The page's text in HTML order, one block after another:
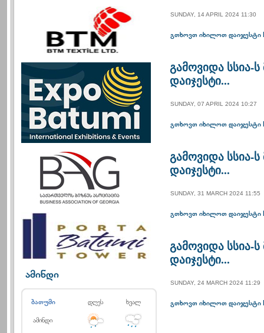
ამინდი
ბათუმი დღეს ხვალ
ამინდი
SUNDAY, 14 APRIL 2024 11:30
გთხოვთ იხილოთ დაიჯესტი
გამოვიდა სსია-
დაიჯესტი...
SUNDAY, 07 APRIL 2024 10:27
გთხოვთ იხილოთ დაიჯესტი
გამოვიდა სსია-
დაიჯესტი...
SUNDAY, 31 MARCH 2024 11:55
გთხოვთ იხილოთ დაიჯესტი
გამოვიდა სსია-
დაიჯესტი...
SUNDAY, 24 MARCH 2024 11:29
გთხოვთ იხილოთ დაიჯესტი